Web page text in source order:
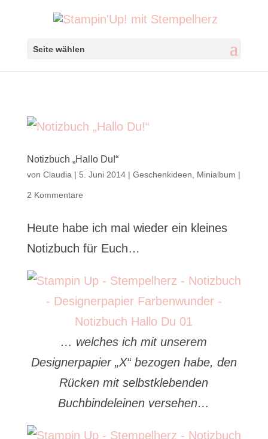
Seite wählen
Notizbuch „Hallo Du!“
von Claudia | 5. Juni 2014| Geschenkideen Minialbum |
2 Kommentare
Heute habe ich mal wieder ein kleines
Notizbuch für Euch…
… welches ich mit unserem
Designerpapier „X“ bezogen habe, den
Rücken mit selbstklebenden
Buchbindeleinen versehen…